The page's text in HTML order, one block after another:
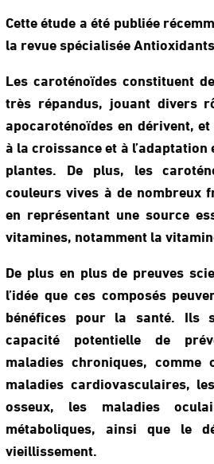
Cette étude a été publiée
la revue spécialisée
Les caroténoïdes constituent
très répandus, jouant divers
apocaroténoïdes en dérivent,
à la croissance et à
plantes. De plus, les
couleurs vives à de nombreux
en représentant une source
vitamines, notamment la
De plus en plus de preuves
l’idée que ces composés
bénéfices pour la santé. Ils
capacité potentielle de
maladies chroniques,
maladies cardiovasculaires,
osseux, les maladies
métaboliques, ainsi que le
vieillissement.